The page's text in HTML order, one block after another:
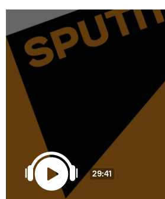
29:41